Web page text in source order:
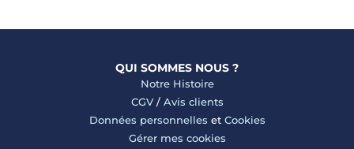
QUI SOMMES NOUS ?
Notre Histoire
CGV/ Avis clients
Données personnelles et Cookies
Gérer mes cookies